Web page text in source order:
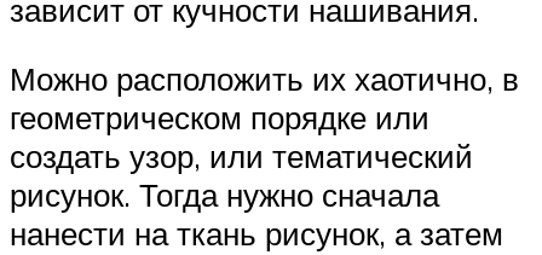
зависит от кучности нашивания.
Можно расположить их хаотично, в
геометрическом порядке или
создать узор, или тематический
рисунок. Тогда нужно сначала
нанести на ткань рисунок, а затем